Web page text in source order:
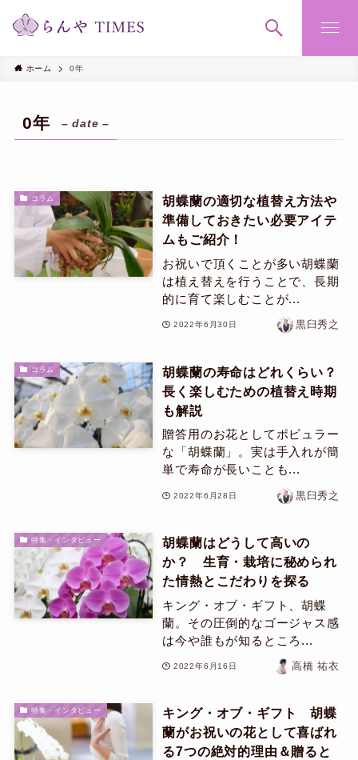
ホーム 0年
0年 – date –
コラム
胡蝶蘭の適切な植替え方法や
準備しておきたい必要アイテ
ムもご紹介！
お祝いで頂くことが多い胡蝶蘭
は植え替えを行うことで、長期
的に育て楽しむことが...
2022年6月30日 黒臼秀之
コラム
胡蝶蘭の寿命はどれくらい？
長く楽しむための植替え時期
も解説
贈答用のお花としてポピュラー
な「胡蝶蘭」。実は手入れが簡
単で寿命が長いことも...
2022年6月28日 黒臼秀之
特集・インタビュー
胡蝶蘭はどうして高いの
か？ 生育・栽培に秘められ
た情熱とこだわりを探る
キング・オブ・ギフト、胡蝶
蘭。その圧倒的なゴージャス感
は今や誰もが知るところ...
2022年6月16日 高橋 祐衣
特集・インタビュー
キング・オブ・ギフト 胡蝶
蘭がお祝いの花として喜ばれ
る7つの絶対的理由＆贈ると